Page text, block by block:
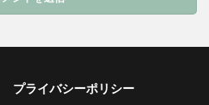
プライバシーポリシー